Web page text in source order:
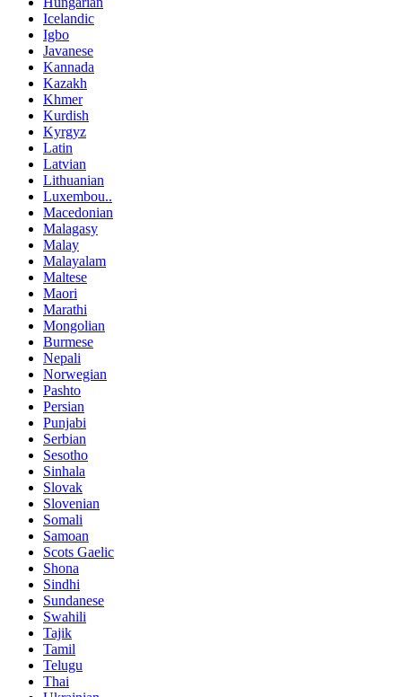
Icelandic
Igbo
Javanese
Kannada
Kazakh
Khmer
Kurdish
Kyrgyz
Latin
Latvian
Lithuanian
Luxembou..
Macedonian
Malagasy
Malay
Malayalam
Maltese
Maori
Marathi
Mongolian
Burmese
Nepali
Norwegian
Pashto
Persian
Punjabi
Serbian
Sesotho
Sinhala
Slovak
Slovenian
Somali
Samoan
Scots Gaelic
Shona
Sindhi
Sundanese
Swahili
Tajik
Tamil
Telugu
Thai